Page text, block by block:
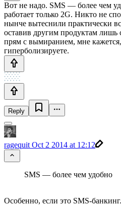
Вот не надо. SMS — более чем
работает только 2G. Никто не
нынче вытеснили практически
оставив другим продуктам
прям с вымиранием, мне
гиперболизируете.
Reply
ragequit Oct 2 2014 at 12:12
SMS — более чем удобно
Особенно, если это SMS-банкинг.